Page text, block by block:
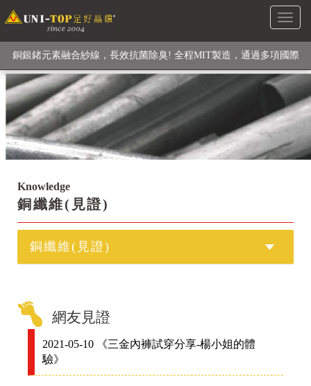
Toggle
級高性能纖維素材), 機能貼身衣物No. 1
銅銀鍺元素融合紗線，長效抗菌除臭! 全程MIT製造，通過多項國際
檢驗
【快來點我】H型銅銀纖維長效PP能量護膝! 支撐. 包覆感. 超透氣.
循環好
Knowledge
銅纖維(見證)
銅纖維(見證)
網友見證
2021-05-10 《三金內褲試穿分享-楊小姐的體
驗》